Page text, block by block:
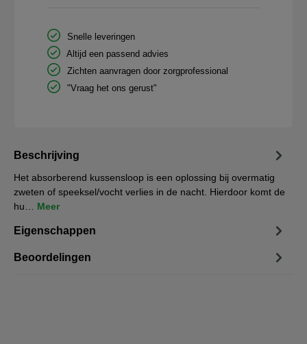
Snelle leveringen
Altijd een passend advies
Zichten aanvragen door zorgprofessional
"Vraag het ons gerust"
Beschrijving
Het absorberend kussensloop is een oplossing bij overmatig
zweten of speeksel/vocht verlies in de nacht. Hierdoor komt de
hu… Meer
Eigenschappen
Beoordelingen